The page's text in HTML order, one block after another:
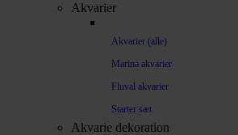
Akvarier
Akvarier (alle)
Marina akvarier
Fluval akvarier
Starter sæt
Akvarie dekoration